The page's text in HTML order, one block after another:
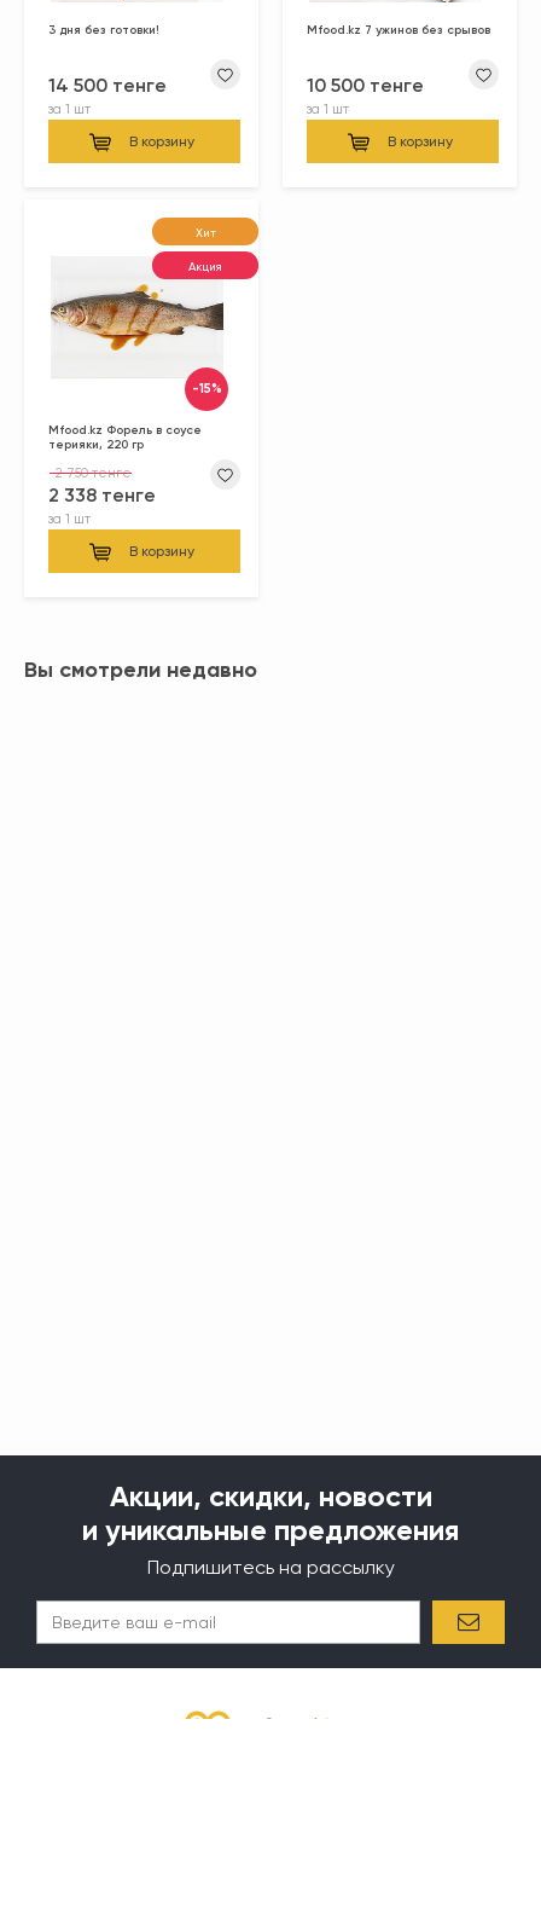
3 дня без готовки!
14 500 тенге
за 1 шт
В корзину
Хит
Акция
-15%
Mfood.kz Форель в соусе
терияки, 220 гр
2 338 тенге
за 1 шт
2 750 тенге
В корзину
Mfood.kz 7 ужинов без срывов
10 500 тенге
за 1 шт
В корзину
Вы смотрели недавно
Акции, скидки, новости
и уникальные предложения
Подпишитесь на рассылку